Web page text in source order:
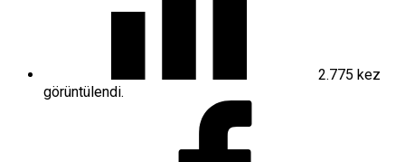
2.775 kez
görüntülendi.